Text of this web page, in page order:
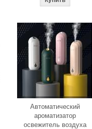
Автоматический
ароматизатор
освежитель воздуха